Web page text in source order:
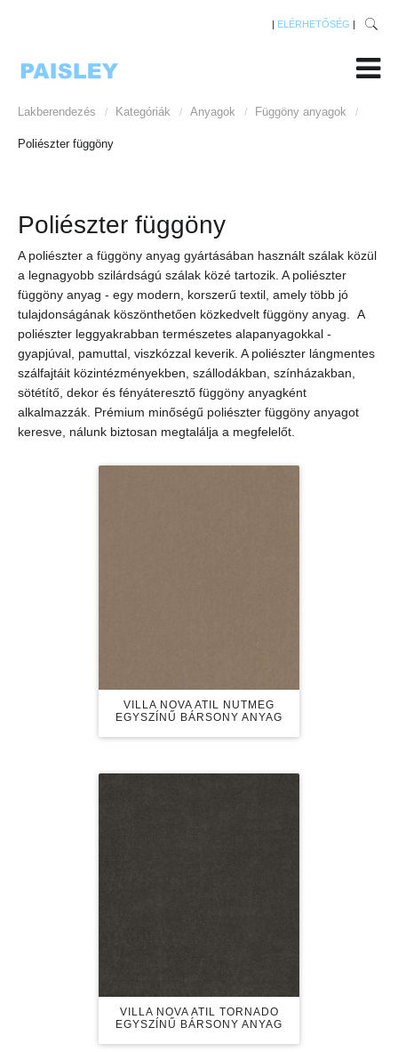
| ELÉRHETŐSÉG |
Lakberendezés / Kategóriák / Anyagok / Függöny anyagok /
Poliészter függöny
Poliészter függöny
A poliészter a függöny anyag gyártásában használt szálak közül
a legnagyobb szilárdságú szálak közé tartozik. A poliészter
függöny anyag - egy modern, korszerű textil, amely több jó
tulajdonságának köszönthetően közkedvelt függöny anyag. A
poliészter leggyakrabban természetes alapanyagokkal -
gyapjúval, pamuttal, viszkózzal keverik. A poliészter lángmentes
szálfajtáit közintézményekben, szállodákban, színházakban,
sötétítő, dekor és fényáteresztő függöny anyagként
alkalmazzák. Prémium minőségű poliészter függöny anyagot
keresve, nálunk biztosan megtalálja a megfelelőt.
VILLA NOVA ATIL NUTMEG
EGYSZÍNŰ BÁRSONY ANYAG
VILLA NOVA ATIL TORNADO
EGYSZÍNŰ BÁRSONY ANYAG